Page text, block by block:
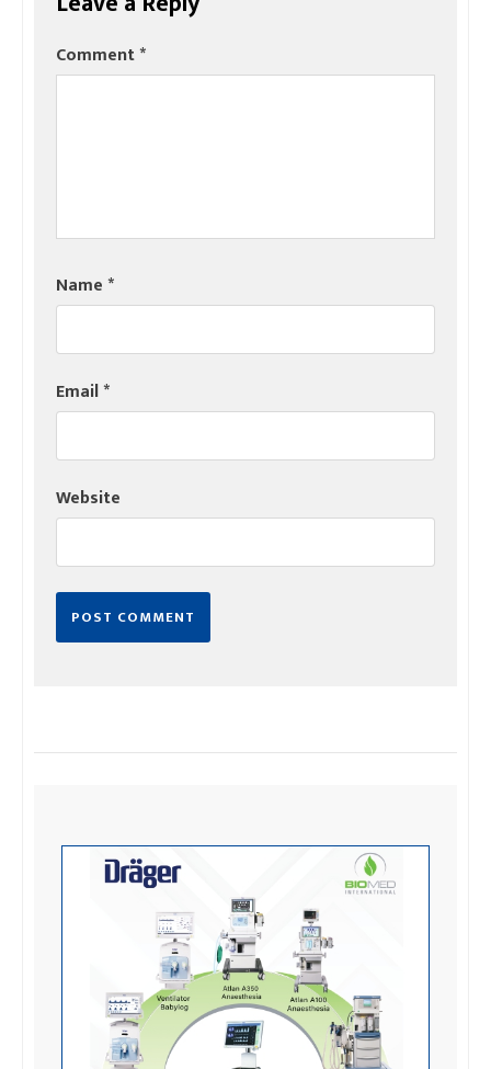
Comment*
Name*
Email*
Website